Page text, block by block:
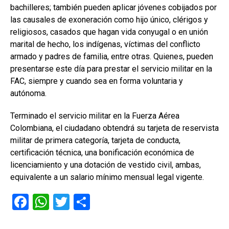
bachilleres; también pueden aplicar jóvenes cobijados por
las causales de exoneración como hijo único, clérigos y
religiosos, casados que hagan vida conyugal o en unión
marital de hecho, los indígenas, víctimas del conflicto
armado y padres de familia, entre otras. Quienes, pueden
presentarse este día para prestar el servicio militar en la
FAC, siempre y cuando sea en forma voluntaria y
autónoma.
Terminado el servicio militar en la Fuerza Aérea
Colombiana, el ciudadano obtendrá su tarjeta de reservista
militar de primera categoría, tarjeta de conducta,
certificación técnica, una bonificación económica de
licenciamiento y una dotación de vestido civil, ambas,
equivalente a un salario mínimo mensual legal vigente.
F
W T